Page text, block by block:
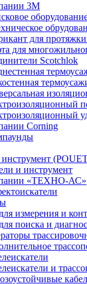
3М
для протяжки
для
Scotchlok
Corning
и инструмент
«ТЕХНО-АС»
измерения и
поиска и
и